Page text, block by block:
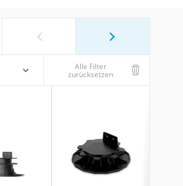
Alle Filter
zurücksetzen